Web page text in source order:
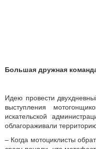
Большая дружная
Идею провести
выступления
искательской
облагораживали
– Когда мотоциклисты